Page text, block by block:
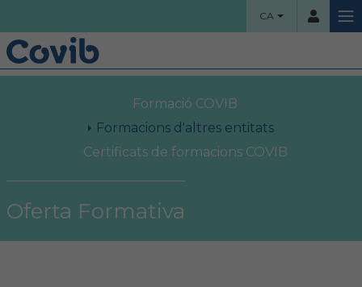
CA
Contrassenya
HOME
Organigrama
Comissions assessores
Formació COVIB
Formacions d'altres entitats
Certificats de formacions COVIB
Oferta Formativa